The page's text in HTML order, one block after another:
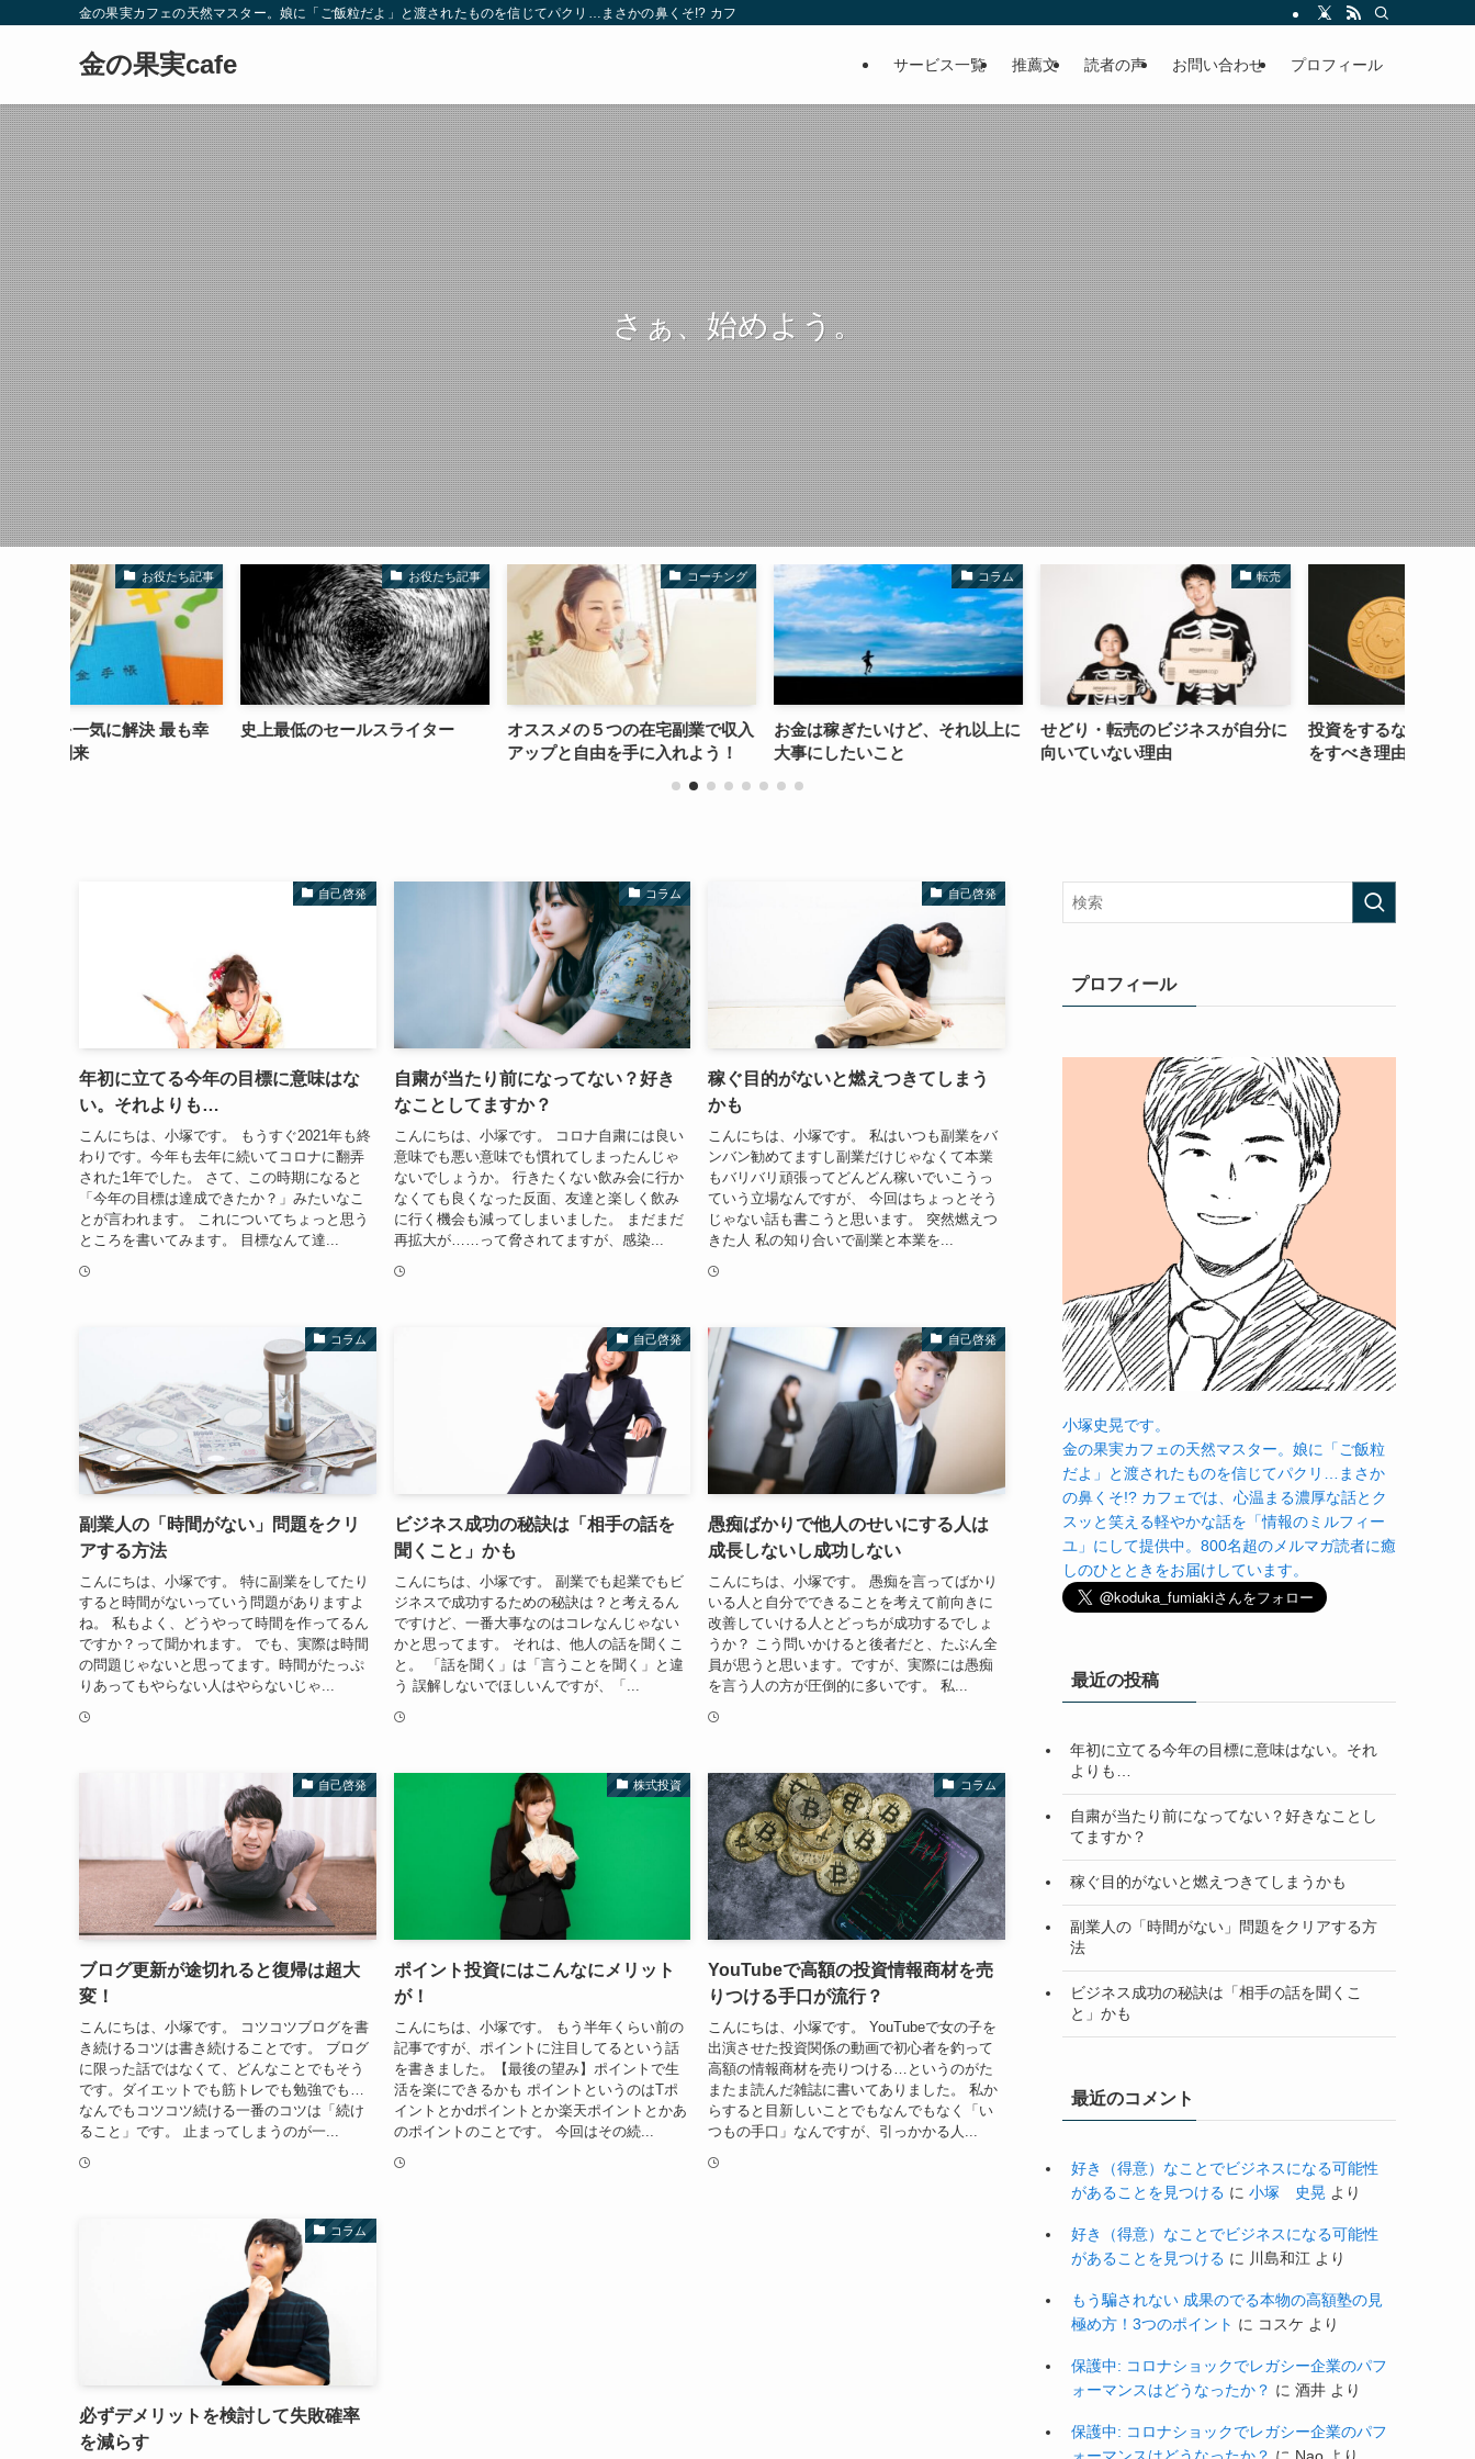
金の果実カフェの天然マスター。娘に「ご飯粒だよ」と渡されたものを信じてパクリ…まさかの鼻くそ!? カフェでは、心温まる濃厚な話とクスッと笑える軽やかな話を「情報のミルフィーユ」にして提供中。800名超のメルマガ読
金の果実cafe サービス一覧 推薦文 読者の声 お問い合わせ プロフィール
さぁ、始めよう。
お役たち記事
史上最低のセールスライター
コーチング
オススメの５つの在宅副業で収入
アップと自由を手に入れよう！
コラム
お金は稼ぎたいけど、それ以上に
大事にしたいこと
せどり・転売のビジネスが自分に
向いていない理由
投資をするなら副業でもビジネス
をすべき理由
自己啓発
年初に立てる今年の目標に意味はな
い。それよりも…
こんにちは、小塚です。 もうすぐ2021年も終
わりです。今年も去年に続いてコロナに翻弄
された1年でした。 さて、この時期になると
「今年の目標は達成できたか？」みたいなこ
とが言われます。 これについてちょっと思う
ところを書いてみます。 目標なんて達...
コラム
自粛が当たり前になってない？好き
なことしてますか？
こんにちは、小塚です。 コロナ自粛には良い
意味でも悪い意味でも慣れてしまったんじゃ
ないでしょうか。 行きたくない飲み会に行か
なくても良くなった反面、友達と楽しく飲み
に行く機会も減ってしまいました。 まだまだ
再拡大が……って脅されてますが、感染...
自己啓発
稼ぐ目的がないと燃えつきてしまう
かも
こんにちは、小塚です。 私はいつも副業をバ
ンバン勧めてますし副業だけじゃなくて本業
もバリバリ頑張ってどんどん稼いでいこうっ
ていう立場なんですが、 今回はちょっとそう
じゃない話も書こうと思います。 突然燃えつ
きた人 私の知り合いで副業と本業を...
コラム
副業人の「時間がない」問題をクリ
アする方法
こんにちは、小塚です。 特に副業をしてたり
すると時間がないっていう問題がありますよ
ね。 私もよく、どうやって時間を作ってるん
ですか？って聞かれます。 でも、実際は時間
の問題じゃないと思ってます。時間がたっぷ
りあってもやらない人はやらないじゃ...
自己啓発
ビジネス成功の秘訣は「相手の話を
聞くこと」かも
こんにちは、小塚です。 副業でも起業でもビ
ジネスで成功するための秘訣は？と考えるん
ですけど、一番大事なのはコレなんじゃない
かと思ってます。 それは、他人の話を聞くこ
と。 「話を聞く」は「言うことを聞く」と違
う 誤解しないでほしいんですが、「...
自己啓発
愚痴ばかりで他人のせいにする人は
成長しないし成功しない
こんにちは、小塚です。 愚痴を言ってばかり
いる人と自分でできることを考えて前向きに
改善していける人とどっちが成功するでしょ
うか？ こう問いかけると後者だと、たぶん全
員が思うと思います。ですが、実際には愚痴
を言う人の方が圧倒的に多いです。 私...
自己啓発
ブログ更新が途切れると復帰は超大
変！
こんにちは、小塚です。 コツコツブログを書
き続けるコツは書き続けることです。 ブログ
に限った話ではなくて、どんなことでもそう
です。ダイエットでも筋トレでも勉強でも…
なんでもコツコツ続ける一番のコツは「続け
ること」です。 止まってしまうのが一...
株式投資
ポイント投資にはこんなにメリット
が！
こんにちは、小塚です。 もう半年くらい前の
記事ですが、ポイントに注目してるという話
を書きました。【最後の望み】ポイントで生
活を楽にできるかも ポイントというのはTポ
イントとかdポイントとか楽天ポイントとかあ
のポイントのことです。 今回はその続...
コラム
YouTubeで高額の投資情報商材を売
りつける手口が流行？
こんにちは、小塚です。 YouTubeで女の子を
出演させた投資関係の動画で初心者を釣って
高額の情報商材を売りつける…というのがた
またま読んだ雑誌に書いてありました。 私か
らすると目新しいことでもなんでもなく「い
つもの手口」なんですが、引っかかる人...
コラム
必ずデメリットを検討して失敗確率
を減らす
プロフィール
小塚史晃です。
金の果実カフェの天然マスター。娘に「ご飯粒
だよ」と渡されたものを信じてパクリ…まさか
の鼻くそ!? カフェでは、心温まる濃厚な話とク
スッと笑える軽やかな話を「情報のミルフィー
ユ」にして提供中。800名超のメルマガ読者に癒
しのひとときをお届けしています。
最近の投稿
年初に立てる今年の目標に意味はない。それ
よりも…
自粛が当たり前になってない？好きなことし
てますか？
稼ぐ目的がないと燃えつきてしまうかも
副業人の「時間がない」問題をクリアする方
法
ビジネス成功の秘訣は「相手の話を聞くこ
と」かも
最近のコメント
好き（得意）なことでビジネスになる可能性
があることを見つける に 小塚 史晃 より
好き（得意）なことでビジネスになる可能性
があることを見つける に 川島和江 より
もう騙されない 成果のでる本物の高額塾の見
極め方！3つのポイント に コスケ より
保護中: コロナショックでレガシー企業のパフ
ォーマンスはどうなったか？ に 酒井 より
保護中: コロナショックでレガシー企業のパフ
ォーマンスはどうなったか？ に Nao より